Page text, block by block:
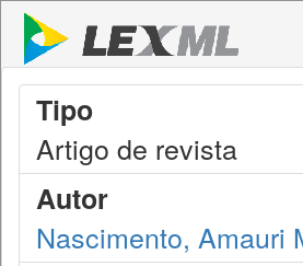
Tipo
Artigo de revista
Autor
Nascimento, Amauri